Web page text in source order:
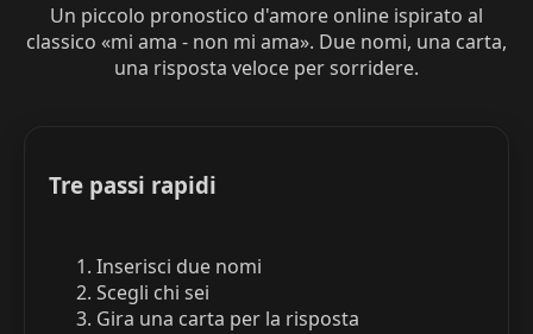
Un piccolo pronostico d'amore online ispirato al
classico «mi ama - non mi ama». Due nomi, una carta,
una risposta veloce per sorridere.
Tre passi rapidi
Inserisci due nomi
Scegli chi sei
Gira una carta per la risposta